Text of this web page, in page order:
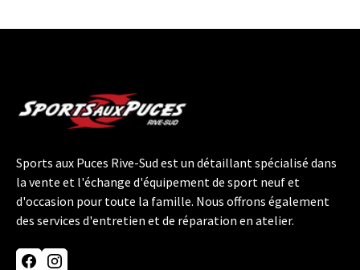
Sports aux Puces Rive-Sud est un détaillant spécialisé dans
la vente et l'échange d'équipement de sport neuf et
d'occasion pour toute la famille. Nous offrons également
des services d'entretien et de réparation en atelier.